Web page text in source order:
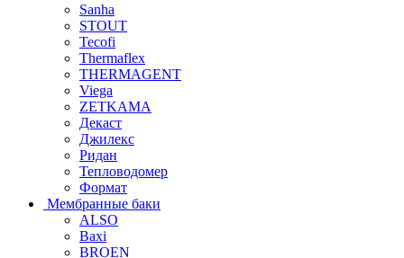
Sanha
STOUT
Tecofi
Thermaflex
THERMAGENT
Viega
ZETKAMA
Декаст
Джилекс
Ридан
Тепловодомер
Формат
Мембранные баки
ALSO
Baxi
BROEN